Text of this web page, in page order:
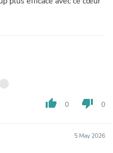
thumb_up 0 thumb_down 0
5 May 2026